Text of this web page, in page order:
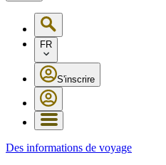
FR
S'inscrire
Des informations de voyage